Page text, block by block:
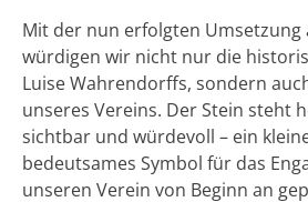
Mit der nun erfolgten Umsetzung
würdigen wir nicht nur die
Luise Wahrendorffs, sondern
unseres Vereins. Der Stein steht
sichtbar und würdevoll – ein
bedeutsames Symbol für das
unseren Verein von Beginn an